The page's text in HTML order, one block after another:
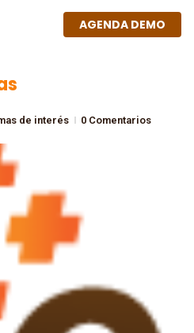
AGENDA DEMO
de interés 0 Comentarios